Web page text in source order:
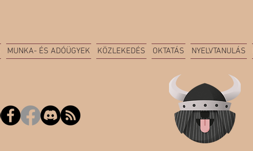
MUNKA- ÉS ADÓÜGYEK KÖZLEKEDÉS OKTATÁS NYELVTANULÁS